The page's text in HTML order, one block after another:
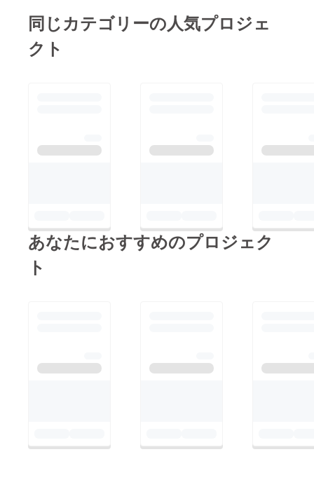
https://camp-
fire.jp/projects/view/41
す。そこで、私達が販
売している野菜セット
目の特徴は、一つひと
た味わいが人気のふさ
く、とても珍しい品種
らから。②今年の収穫
同じカテゴリーの人気プロジェ
クト
あなたにおすすめのプロジェク
ト